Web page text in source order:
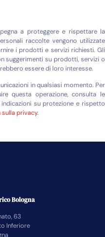
a proteggere e rispettare la
raccolte vengono utilizzate
i prodotti e servizi richiesti. Gli
suggerimenti su prodotti, servizi o
essere di loro interesse.
in qualsiasi momento. Per
questa operazione, consulta le
su protezione e rispetto
privacy.
Bologna
63
Inferiore